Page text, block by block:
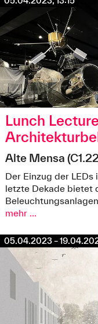
21.03. - 24.04.2023 an
am Campus am
REZ
©Michael Schmidt
Lunch
Alte Mensa
Der Einzug der
letzte Dekade bietet
Beleuchtungsanlagen
mehr ...
05.04.2023 –